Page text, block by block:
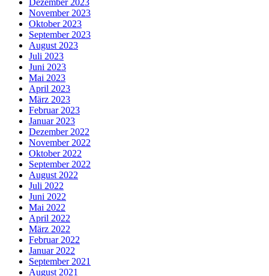
November 2023
Oktober 2023
September 2023
August 2023
Juli 2023
Juni 2023
Mai 2023
April 2023
März 2023
Februar 2023
Januar 2023
Dezember 2022
November 2022
Oktober 2022
September 2022
August 2022
Juli 2022
Juni 2022
Mai 2022
April 2022
März 2022
Februar 2022
Januar 2022
September 2021
August 2021